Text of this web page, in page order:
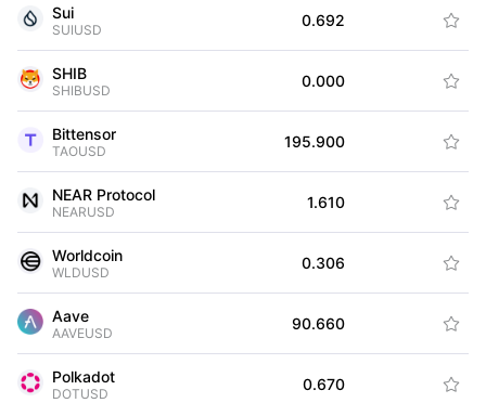
Sui
SUIUSD 0.692 
SHIB
SHIBUSD 0.000 
Bittensor
TAOUSD 195.900 
NEAR Protocol
NEARUSD 1.610 
Worldcoin
WLDUSD 0.306 
Aave
AAVEUSD 90.660 
Polkadot
DOTUSD 0.670 